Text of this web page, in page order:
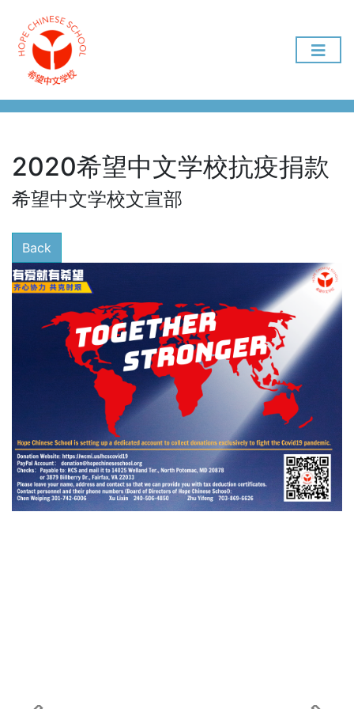
2020希望中文学校抗疫捐款
希望中文学校文宣部
Back